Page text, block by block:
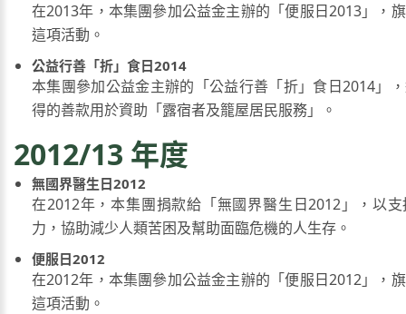
在2013年，本集團參加公益金主辦的「便服日2013」，
這項活動。
公益行善「折」食日2014
本集團參加公益金主辦的「公益行善「折」食日2014」
得的善款用於資助「露宿者及籠屋居民服務」。
2012/13 年度
無國界醫生日2012
在2012年，本集團捐款給「無國界醫生日2012」，以
力，協助減少人類苦困及幫助面臨危機的人生存。
便服日2012
在2012年，本集團參加公益金主辦的「便服日2012」，
這項活動。